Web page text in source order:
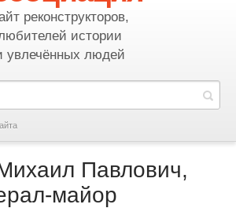
реконструкторов,
истории
увлечённых людей
Павлович,
майор